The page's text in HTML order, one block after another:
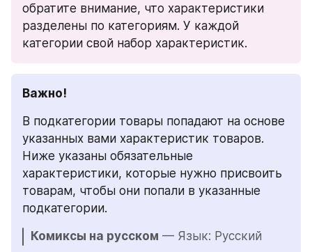
обратите внимание, что характеристики
разделены по категориям. У каждой
категории свой набор характеристик.
Важно!
В подкатегории товары попадают на основе
указанных вами характеристик товаров.
Ниже указаны обязательные
характеристики, которые нужно присвоить
товарам, чтобы они попали в указанные
подкатегории.
Комиксы на русском — Язык: Русский